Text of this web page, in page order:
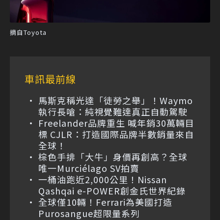
摘自Toyota
車訊最前線
馬斯克稱光達「徒勞之舉」！Waymo
執行長嗆：純視覺難達真正自動駕駛
Freelander品牌重生 喊年銷30萬輛目
標 CJLR：打造國際品牌半數銷量來自
全球！
棕色手排「大牛」身價再創高？全球
唯一Murciélago SV拍賣
一桶油跑近2,000公里！Nissan
Qashqai e-POWER創金氏世界紀錄
全球僅10輛！Ferrari為美國打造
Purosangue超限量系列